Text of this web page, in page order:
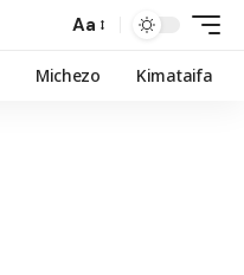
Aa
Michezo Kimataifa